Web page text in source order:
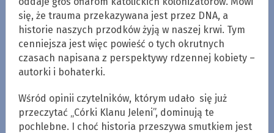
się, że trauma przekazywana jest przez DNA, a
historie naszych przodków żyją w naszej krwi. Tym
cenniejsza jest więc powieść o tych okrutnych
czasach napisana z perspektywy rdzennej kobiety –
autorki i bohaterki.
Wśród opinii czytelników, którym udało się już
przeczytać „Córki Klanu Jeleni”, dominują te
pochlebne. I choć historia przeszywa smutkiem jest